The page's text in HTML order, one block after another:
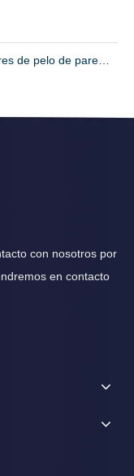
con nosotros por
en contacto